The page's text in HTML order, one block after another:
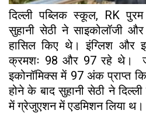
दिल्ली पब्लिक स्कूल, RK
सुहानी सेठी ने साइकोलॉजी
हासिल किए थे। इंग्लिश और
क्रमशः 98 और 97 रहे थे।
इकोनॉमिक्स में 97 अंक प्राप्त
होने के बाद सुहानी सेठी ने
में ग्रेजुएशन में एडमिशन लिया थ।